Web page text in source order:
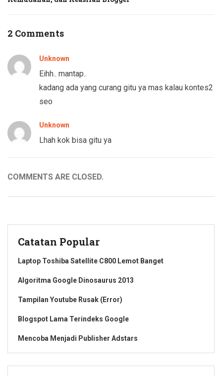
2 Comments
Unknown
Eihh.. mantap..
kadang ada yang curang gitu ya mas kalau kontes2
seo
Unknown
Lhah kok bisa gitu ya
COMMENTS ARE CLOSED.
Catatan Popular
Laptop Toshiba Satellite C800 Lemot Banget
Algoritma Google Dinosaurus 2013
Tampilan Youtube Rusak (Error)
Blogspot Lama Terindeks Google
Mencoba Menjadi Publisher Adstars